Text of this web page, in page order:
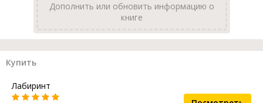
Дополнить или обновить информацию о
книге
Купить
Лабиринт